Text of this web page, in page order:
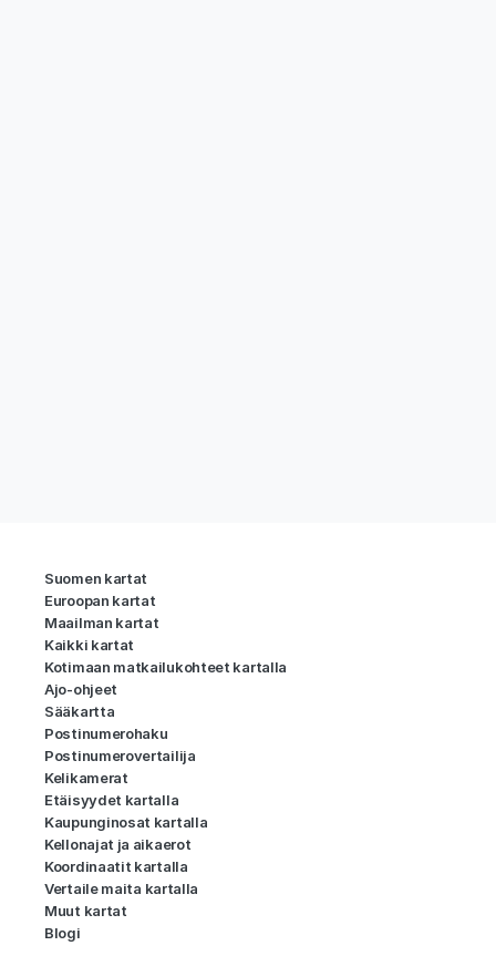
Suomen kartat
Euroopan kartat
Maailman kartat
Kaikki kartat
Kotimaan matkailukohteet kartalla
Ajo-ohjeet
Sääkartta
Postinumerohaku
Postinumerovertailija
Kelikamerat
Etäisyydet kartalla
Kaupunginosat kartalla
Kellonajat ja aikaerot
Koordinaatit kartalla
Vertaile maita kartalla
Muut kartat
Blogi